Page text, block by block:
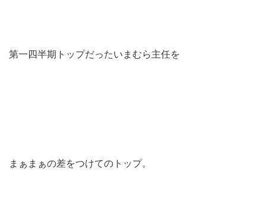
第一四半期トップだったいまむら主任を
まぁまぁの差をつけてのトップ。